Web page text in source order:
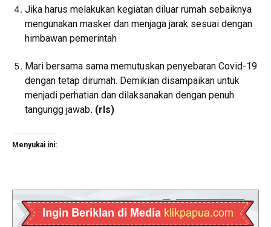
Jika harus melakukan kegiatan diluar rumah sebaiknya
mengunakan masker dan menjaga jarak sesuai dengan
himbawan pemerintah
Mari bersama sama memutuskan penyebaran Covid-19
dengan tetap dirumah. Demikian disampaikan untuk
menjadi perhatian dan dilaksanakan dengan penuh
tangungg jawab. (rls)
Menyukai ini: